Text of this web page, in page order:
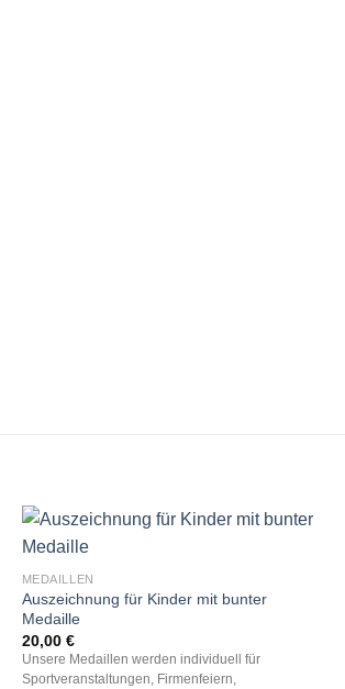
MEDAILLEN
Auszeichnung für Kinder mit bunter
Medaille
20,00 €
Unsere Medaillen werden individuell für
Sportveranstaltungen, Firmenfeiern,